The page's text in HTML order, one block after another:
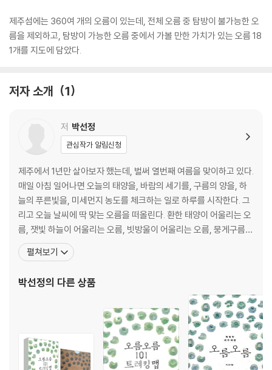
제주섬에는 360여 개의 오름이 있는데, 전체 오름 중 탐방이 불가능한 오
름을 제외하고, 탐방이 가능한 오름 중에서 가볼 만한 가치가 있는 오름 18
1개를 지도에 담았다.
저자 소개 1
저 박선정
관심작가 알림신청
제주에서 1년만 살아보자 했는데, 벌써 열번째 여름을 맞이하고 있다.
매일 아침 일어나면 오늘의 태양을, 바람의 세기를, 구름의 양을, 하
늘의 푸른빛을, 미세먼지 농도를 체크하는 일로 하루를 시작한다. 그
리고 오늘 날씨에 딱 맞는 오름을 떠올린다. 환한 태양이 어울리는 오
름, 잿빛 하늘이 어울리는 오름, 빗방울이 어울리는 오름, 뭉게구름과
어울리는 오름, 세찬 바람과 어울리는 오름, 미세먼지 많은 날에 어울
리는 오름이 있다. 날씨에 따라 계절에 따라 하루하루 시시각각 달라
은 날씨에 따라, 개인의 취향에 따라 어
펼쳐보기
박선정의 다른 상품